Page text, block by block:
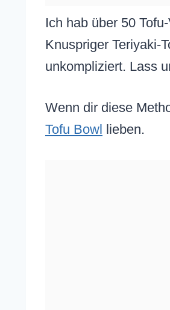
Ich hab über 50
Knuspriger Teriyaki-
unkompliziert. Lass
Wenn dir diese
Tofu Bowl
lieben.